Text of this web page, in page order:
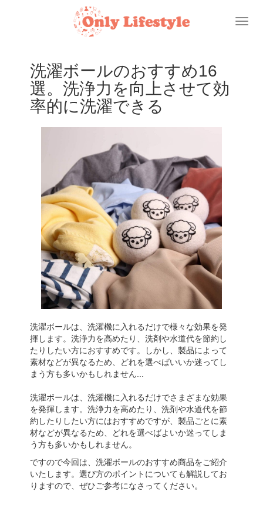
Toggle
洗濯ボールのおすすめ16
選。洗浄力を向上させて効
率的に洗濯できる
洗濯ボールは、洗濯機に入れるだけで様々な効果を発
揮します。洗浄力を高めたり、洗剤や水道代を節約し
たりしたい方におすすめです。しかし、製品によって
素材などが異なるため、どれを選べばいいか迷ってし
まう方も多いかもしれません...
洗濯ボールは、洗濯機に入れるだけでさまざまな効果
を発揮します。洗浄力を高めたり、洗剤や水道代を節
約したりしたい方にはおすすめですが、製品ごとに素
材などが異なるため、どれを選べばよいか迷ってしま
う方も多いかもしれません。
ですので今回は、洗濯ボールのおすすめ商品をご紹介
いたします。選び方のポイントについても解説してお
りますので、ぜひご参考になさってください。